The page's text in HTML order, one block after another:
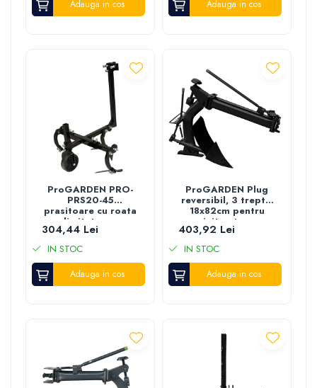
Adauga in cos Adauga in cos
ProGARDEN PRO-
PRS20-45
prasitoare cu roata
limitatoare
adancime pentru
motocultor, 20cm
distanta intre
randuri, tija 45cm
304,44 Lei
IN STOC
Adauga in cos
ProGARDEN Plug
reversibil, 3 trepte,
18x82cm pentru
minitractoare
Campo T
403,92 Lei
IN STOC
Adauga in cos